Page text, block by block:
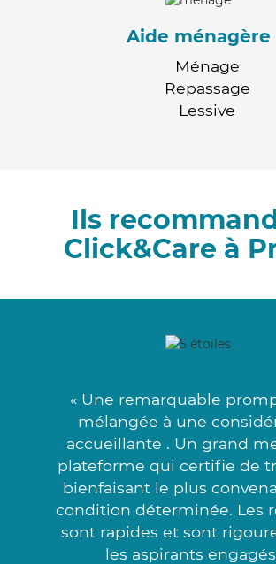
Aide ménagère
Ménage
Repassage
Lessive
Ils
Click&Care à
« Une remarquable
mélangée à une
accueillante . Un grand
plateforme qui certifie de
bienfaisant le plus
condition déterminée. Les
sont rapides et sont
les aspirants